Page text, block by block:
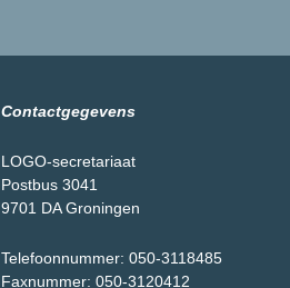
Contactgegevens
LOGO-secretariaat
Postbus 3041
9701 DA Groningen
Telefoonnummer: 050-3118485
Faxnummer: 050-3120412